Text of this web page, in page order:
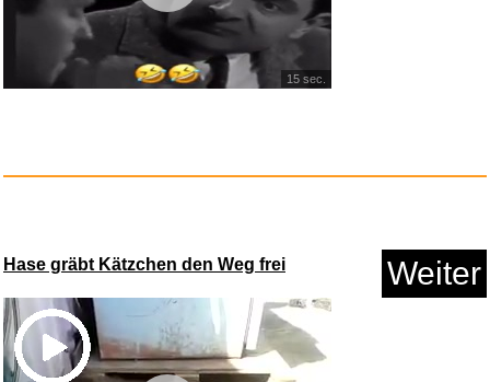
15 sec.
Hase gräbt Kätzchen den Weg frei Weiter